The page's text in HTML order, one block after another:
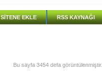
SİTENE EKLE RSS KAYNAĞI
Bu sayfa 3454 defa görüntülenmiştir.